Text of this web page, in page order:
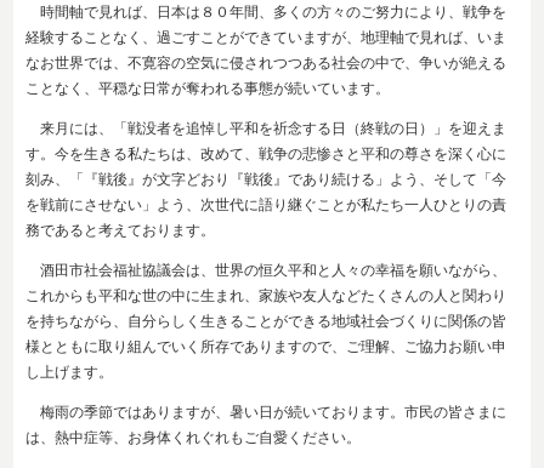
時間軸で見れば、日本は８０年間、多くの方々のご努力により、戦争を
経験することなく、過ごすことができていますが、地理軸で見れば、いま
なお世界では、不寛容の空気に侵されつつある社会の中で、争いが絶える
ことなく、平穏な日常が奪われる事態が続いています。
来月には、「戦没者を追悼し平和を祈念する日（終戦の日）」を迎えま
す。今を生きる私たちは、改めて、戦争の悲惨さと平和の尊さを深く心に
刻み、「『戦後』が文字どおり『戦後』であり続ける」よう、そして「今
を戦前にさせない」よう、次世代に語り継ぐことが私たち一人ひとりの責
務であると考えております。
酒田市社会福祉協議会は、世界の恒久平和と人々の幸福を願いながら、
これからも平和な世の中に生まれ、家族や友人などたくさんの人と関わり
を持ちながら、自分らしく生きることができる地域社会づくりに関係の皆
様とともに取り組んでいく所存でありますので、ご理解、ご協力お願い申
し上げます。
梅雨の季節ではありますが、暑い日が続いております。市民の皆さまに
は、熱中症等、お身体くれぐれもご自愛ください。